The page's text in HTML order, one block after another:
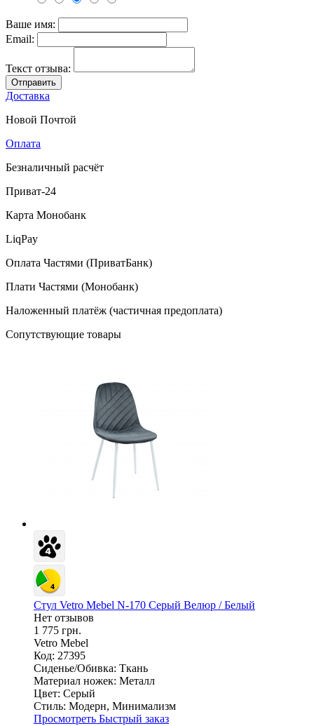
Ваше имя:
Email:
Текст отзыва:
Отправить
Доставка
Новой Почтой
Оплата
Безналичный расчёт
Приват-24
Карта Монобанк
LiqPay
Оплата Частями (ПриватБанк)
Плати Частями (Монобанк)
Наложенный платёж (частичная предоплата)
Сопутствующие товары
Стул Vetro Mebel N-170 Серый Велюр / Белый
Нет отзывов
1 775 грн.
Vetro Mebel
Код: 27395
Сиденье/Обивка: Ткань
Материал ножек: Металл
Цвет: Серый
Стиль: Модерн, Минимализм
Просмотреть Быстрый заказ